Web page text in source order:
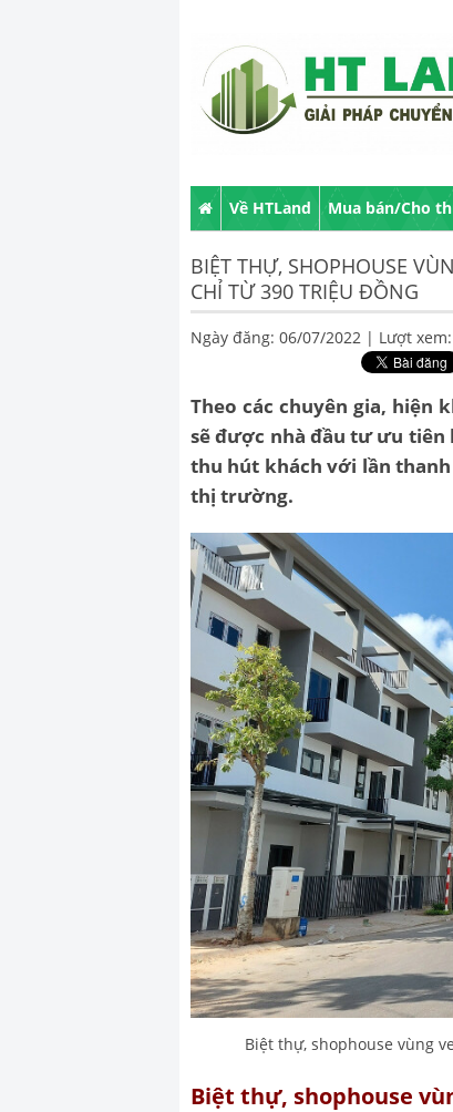
Về HTLand Mua bán/Cho
BIỆT THỰ, SHOPHOUSE
CHỈ TỪ 390 TRIỆU ĐỒNG
Ngày đăng: 06/07/2022 | Lượt xem:
Theo các chuyên gia, hiện
sẽ được nhà đầu tư ưu tiên
thu hút khách với lần
thị trường.
Biệt thự, shophouse vùng
Biệt thự, shophouse